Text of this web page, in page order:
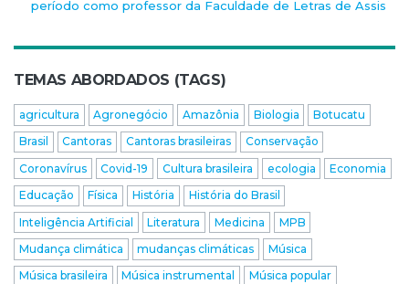
período como professor da Faculdade de Letras de Assis
TEMAS ABORDADOS (TAGS)
agricultura Agronegócio Amazônia Biologia
Botucatu
Brasil
Cantoras Cantoras brasileiras
Conservação
Coronavírus
Covid-19 Cultura brasileira ecologia
Economia
Educação
Física História
História do Brasil
Inteligência Artificial
Literatura Medicina
MPB
Mudança climática
mudanças climáticas
Música
Música brasileira
Música instrumental
Música popular